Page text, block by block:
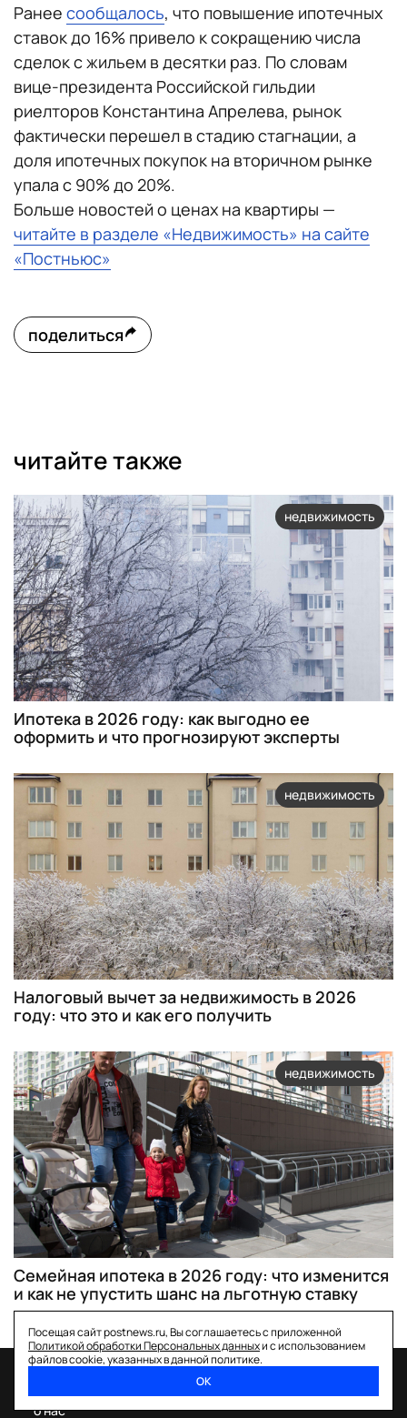
Ранее сообщалось, что повышение ипотечных
ставок до 16% привело к сокращению числа
сделок с жильем в десятки раз. По словам
вице-президента Российской гильдии
риелторов Константина Апрелева, рынок
фактически перешел в стадию стагнации, а
доля ипотечных покупок на вторичном рынке
упала с 90% до 20%.
Больше новостей о ценах на квартиры —
читайте в разделе «Недвижимость» на сайте
«Постньюс»
поделиться
читайте также
недвижимость
Ипотека в 2026 году: как выгодно ее
оформить и что прогнозируют эксперты
недвижимость
Налоговый вычет за недвижимость в 2026
году: что это и как его получить
недвижимость
Семейная ипотека в 2026 году: что изменится
и как не упустить шанс на льготную ставку
Посещая сайт postnews.ru, Вы соглашаетесь с приложенной
Политикой обработки Персональных данныхи с использованием
файлов cookie, указанных в данной политике.
ОК
о нас